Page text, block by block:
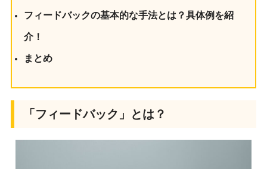
フィードバックの基本的な手法とは？具体例を紹
介！
まとめ
「フィードバック」とは？